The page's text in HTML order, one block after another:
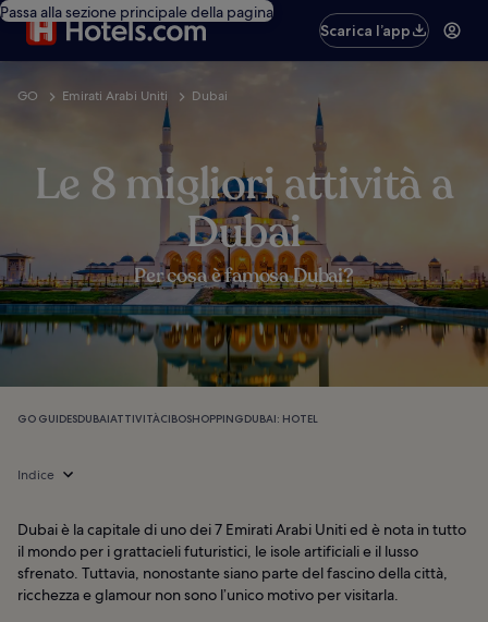
Passa alla sezione principale della pagina
Scarica l’app
GO Emirati Arabi Uniti Dubai
Le 8 migliori attività a
Dubai
Per cosa è famosa Dubai?
GO GUIDESDUBAIATTIVITÀCIBOSHOPPINGDUBAI: HOTEL
Indice
Dubai è la capitale di uno dei 7 Emirati Arabi Uniti ed è nota in tutto
il mondo per i grattacieli futuristici, le isole artificiali e il lusso
sfrenato. Tuttavia, nonostante siano parte del fascino della città,
ricchezza e glamour non sono l’unico motivo per visitarla.